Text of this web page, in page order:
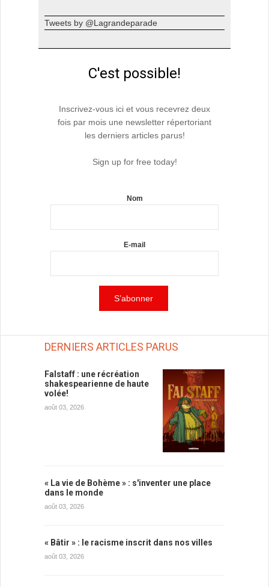
Tweets by @Lagrandeparade
C'est possible!
Inscrivez-vous ici et vous recevrez deux
fois par mois une newsletter répertoriant
les derniers articles parus!
Sign up for free today!
Nom
E-mail
DERNIERS ARTICLES PARUS
Falstaff : une récréation
shakespearienne de haute
volée!
août 03, 2026
« La vie de Bohème » : s'inventer une place
dans le monde
août 03, 2026
« Bâtir » : le racisme inscrit dans nos villes
août 03, 2026